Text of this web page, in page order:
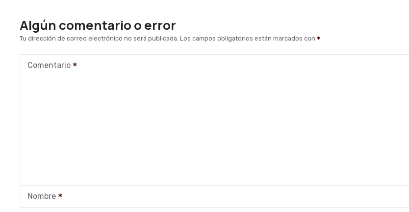
e
g
Algún comentario o error
Tu dirección de correo electrónico no será publicada. Los campos obligatorios están marcados con
Comentario
Nombre